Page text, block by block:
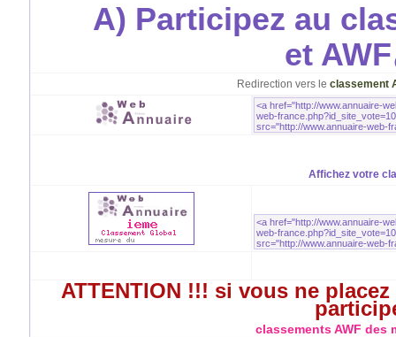
A) Participez au
et AWF
Redirection vers le classement
Affichez votre
ATTENTION !!! si vous ne
classements AWF des